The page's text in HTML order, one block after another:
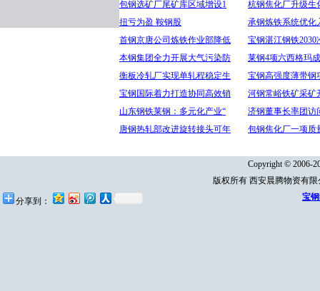
包钢选矿厂尾矿库区域增设1
扭亏为盈 鞍钢股
首钢京唐公司炼铁作业部降低
本钢集团全力开展大气污染防
衡板冷轧厂实现单轧程稳定生
宝钢国际着力打造协同高效销
山东钢铁莱钢：多元化产业“
唐钢热轧部改进旋转接头可年
杭钢焦化厂升级生
承钢炼铁系统优化
宝钢湛江钢铁2030
莱钢4项六西格玛
宝钢高强度薄带钢
河钢常峪铁矿采矿
济钢董事长率团访
包钢焦化厂一项质
Copyright © 2006-
版权所有 西安晨腾物资有
宝
分享到：